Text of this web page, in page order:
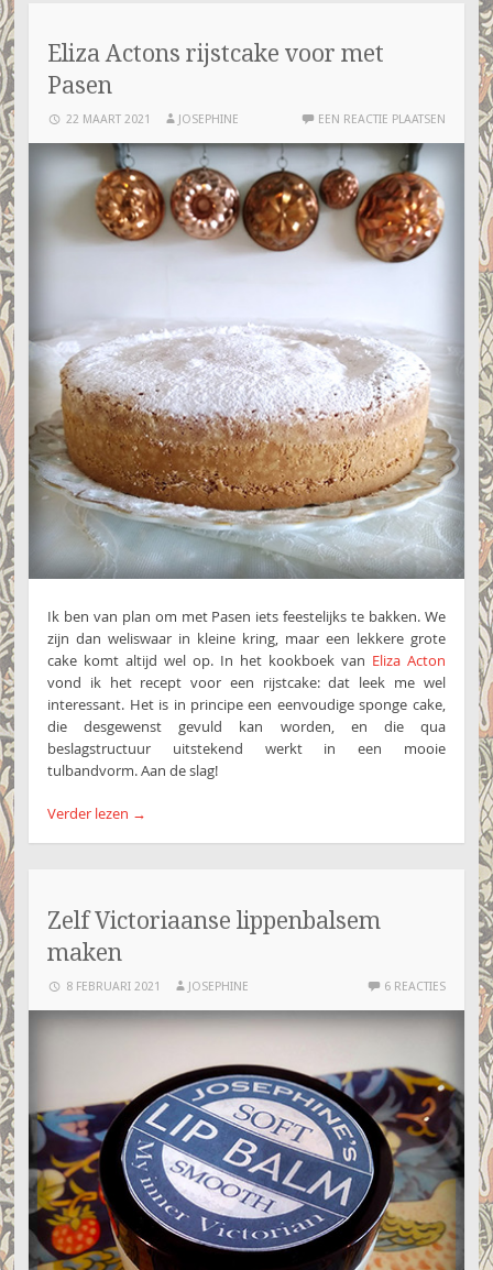
Eliza Actons rijstcake voor met
Pasen
22 MAART 2021 JOSEPHINE EEN REACTIE PLAATSEN
Ik ben van plan om met Pasen iets feestelijks te bakken. We
zijn dan weliswaar in kleine kring, maar een lekkere grote
cake komt altijd wel op. In het kookboek van Eliza Acton
vond ik het recept voor een rijstcake: dat leek me wel
interessant. Het is in principe een eenvoudige sponge cake,
die desgewenst gevuld kan worden, en die qua
beslagstructuur uitstekend werkt in een mooie
tulbandvorm. Aan de slag!
Verder lezen →
Zelf Victoriaanse lippenbalsem
maken
8 FEBRUARI 2021 JOSEPHINE 6 REACTIES